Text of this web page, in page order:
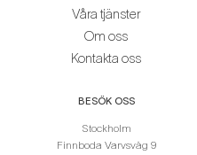
Våra tjänster
Om oss
Kontakta oss
BESÖK OSS
Stockholm
Finnboda Varvsväg 9